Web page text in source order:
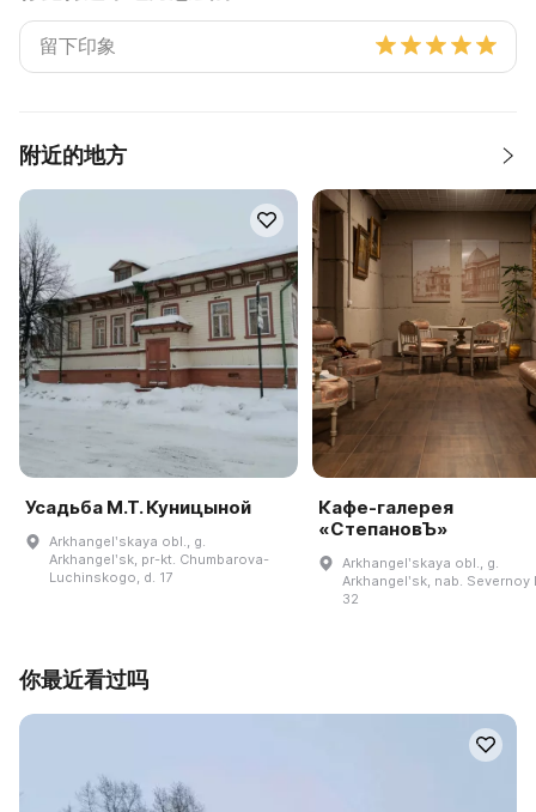
附近的地方
Усадьба М.Т. Куницыной
Arkhangelʹskaya obl., g.
Arkhangelʹsk, pr-kt. Chumbarova-
Luchinskogo, d. 17
Кафе-галерея
«СтепановЪ»
Arkhangelʹskaya obl., g.
Arkhangelʹsk, nab. Severnoy
32
你最近看过吗